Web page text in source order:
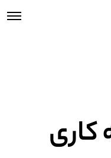
کاری